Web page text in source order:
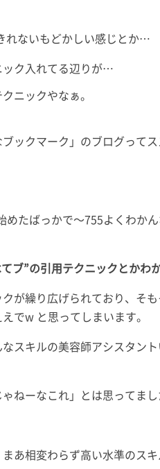
れないもどかしい感じとか…
ック入れてる辺りが…
ニックやなぁ。
ックマーク」のブログって
たばっかで〜755よくわか
ブ”の引用テクニックとかわ
が繰り広げられており、そ
でw と思ってしまいます。
スキルの美容師アシスタン
ねーなこれ」とは思ってまし
あ相変わらず高い水準のスキ